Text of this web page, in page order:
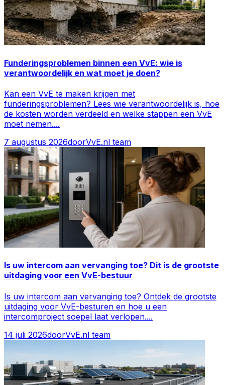
Funderingsproblemen binnen een VvE: wie is
verantwoordelijk en wat moet je doen?
Kan een VvE te maken krijgen met
funderingsproblemen? Lees wie verantwoordelijk is, hoe
de kosten worden verdeeld en welke stappen een VvE
moet nemen....
7 augustus 2026doorVvE.nl team
Is uw intercom aan vervanging toe? Dit is de grootste
uitdaging voor een VvE-bestuur
Is uw intercom aan vervanging toe? Ontdek de grootste
uitdaging voor VvE-besturen en hoe u een
intercomproject soepel laat verlopen....
14 juli 2026doorVvE.nl team